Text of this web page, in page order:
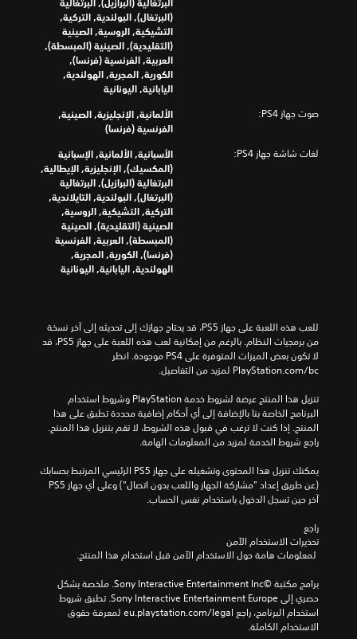
(البرتغال), البولندية, التركية,
التشيكية, الروسية, الصينية
(التقليدية), الصينية (المبسطة),
العربية, الفرنسية (فرنسا),
الكورية, المجرية, الهولندية,
اليابانية, اليونانية
صوت جهاز PS4:
الألمانية, الإنجليزية, الصينية,
الفرنسية (فرنسا)
لغات شاشة جهاز PS4:
الأسبانية, الألمانية, الإسبانية
(المكسيك), الإنجليزية, الإيطالية,
البرتغالية (البرازيل), البرتغالية
(البرتغال), البولندية, التايلاندية,
التركية, التشيكية, الروسية,
الصينية (التقليدية), الصينية
(المبسطة), العربية, الفرنسية
(فرنسا), الكورية, المجرية,
الهولندية, اليابانية, اليونانية
‎PlayStation.com/bc لمزيد من التفاصيل.
راجع شروط الخدمة لمزيد من المعلومات الهامة.
آخر حين تسجل الدخول باستخدام نفس الحساب.
راجع
تحذيرات الاستخدام الآمن
الاستخدام الكاملة.